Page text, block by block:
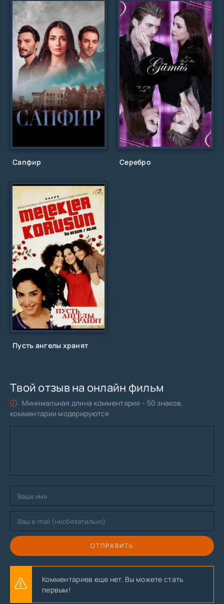
Сапфир Серебро
Пусть ангелы хранят
Твой отзыв на онлайн фильм
Минимальная длина комментария - 50 знаков.
комментарии модерируются
ОТПРАВИТЬ
Комментариев еще нет. Вы можете стать
первым!